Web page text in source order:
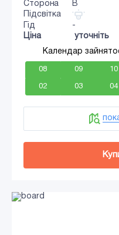
Сторона
B
Підсвітка
Гід
-
Ціна
уточніть
Календар
08 09 10
02 03 04